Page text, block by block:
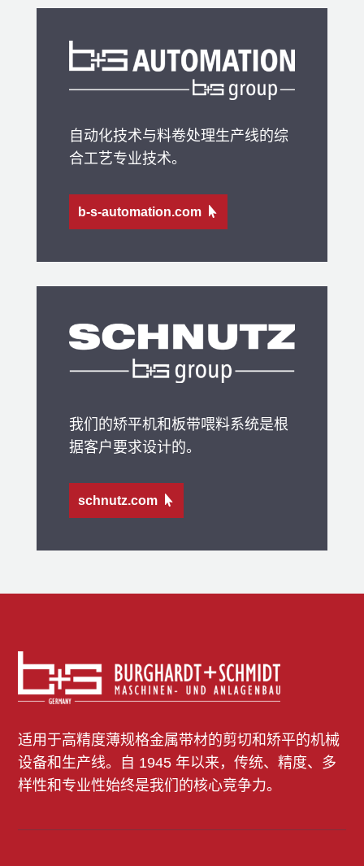
自动化技术与料卷处理生产线的综
合工艺专业技术。
b-s-automation.com
我们的矫平机和板带喂料系统是根
据客户要求设计的。
schnutz.com
适用于高精度薄规格金属带材的剪切和矫平的机械
设备和生产线。自 1945 年以来，传统、精度、多
样性和专业性始终是我们的核心竞争力。